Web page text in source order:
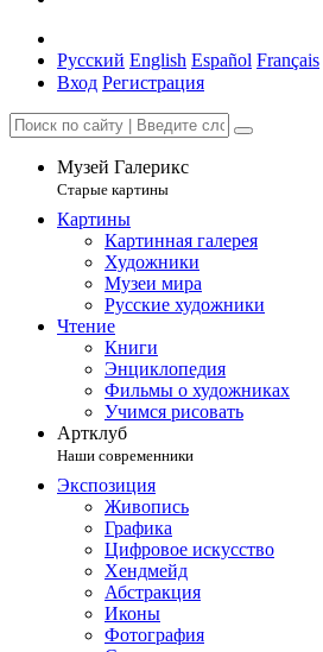
Русский English Español Français
Вход Регистрация
Музей Галерикс
Старые картины
Картины
Картинная галерея
Художники
Музеи мира
Русские художники
Чтение
Книги
Энциклопедия
Фильмы о художниках
Учимся рисовать
Артклуб
Наши современники
Экспозиция
Живопись
Графика
Цифровое искусство
Хендмейд
Абстракция
Иконы
Фотография